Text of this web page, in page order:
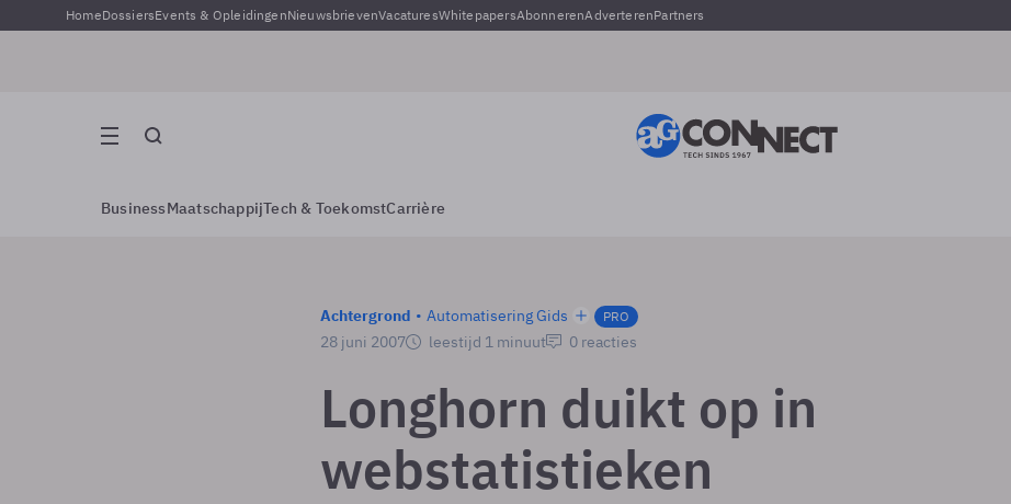
HomeDossiersEvents & OpleidingenNieuwsbrievenVacaturesWhitepapersAbonnerenAdverterenPartners
BusinessMaatschappijTech & ToekomstCarrière
Achtergrond Automatisering Gids PRO
28 juni 2007 leestijd 1 minuut 0 reacties
Longhorn duikt op in
webstatistieken